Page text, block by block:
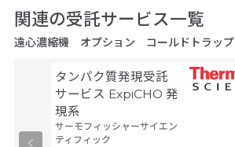
関連の受託サービス一覧
遠心濃縮機 オプション コールドトラップ
タンパク質発現受託
サービス ExpiCHO 発
現系
サーモフィッシャーサイエン
ティフィック